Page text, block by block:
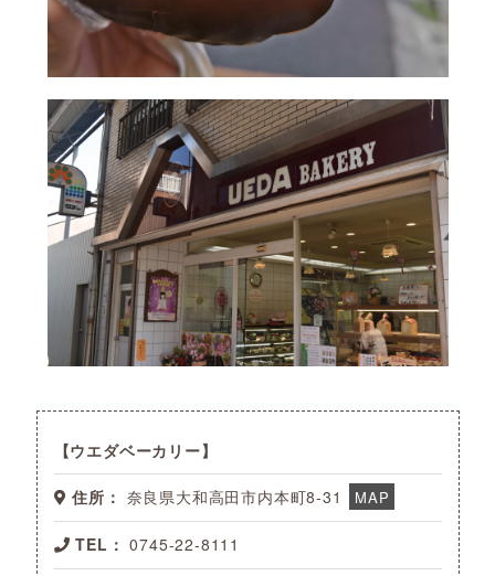
ウエダベーカリー
住所： 奈良県大和高田市内本町8-31 MAP
TEL： 0745-22-8111